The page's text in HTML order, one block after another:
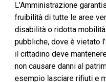
L’Amministrazione
fruibilità di tutte le aree
disabilità o ridotta
pubbliche, dove è vietato
il cittadino deve
non causare danni al
esempio lasciare rifiuti e